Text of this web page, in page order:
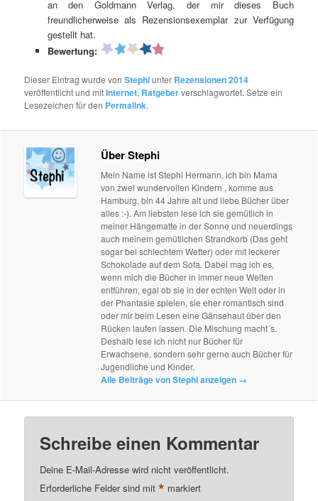
an den Goldmann Verlag, der mir dieses Buch
freundlicherweise als Rezensionsexemplar zur Verfügung
gestellt hat.
Bewertung:
Dieser Eintrag wurde vonStephiunter Rezensionen 2014
veröffentlicht und mitInternet, Ratgeberverschlagwortet. Setze ein
Lesezeichen für den Permalink.
Über Stephi
Mein Name ist Stephi Hermann, ich bin Mama
von zwei wundervollen Kindern , komme aus
Hamburg, bin 44 Jahre alt und liebe Bücher über
alles :-). Am liebsten lese ich sie gemütlich in
meiner Hängematte in der Sonne und neuerdings
auch meinem gemütlichen Strandkorb (Das geht
sogar bei schlechtem Wetter) oder mit leckerer
Schokolade auf dem Sofa. Dabei mag ich es,
wenn mich die Bücher in immer neue Welten
entführen, egal ob sie in der echten Welt oder in
der Phantasie spielen, sie eher romantisch sind
oder mir beim Lesen eine Gänsehaut über den
Rücken laufen lassen. Die Mischung macht´s.
Deshalb lese ich nicht nur Bücher für
Erwachsene, sondern sehr gerne auch Bücher für
Jugendliche und Kinder.
Alle Beiträge von Stephi anzeigen →
Schreibe einen Kommentar
Deine E-Mail-Adresse wird nicht veröffentlicht.
Erforderliche Felder sind mit* markiert